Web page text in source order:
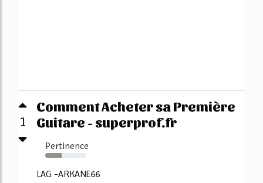
1
Comment Acheter sa Première
Guitare - superprof.fr
Pertinence
40%
LAG -ARKANE66